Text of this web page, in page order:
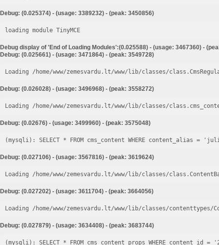
Debug: (0.025374) - (usage: 3389232) - (peak: 3450856)
loading module TinyMCE
Debug display of 'End of Loading Modules':(0.025588) - (usage: 3467360) -
Debug: (0.025661) - (usage: 3471864) - (peak: 3549728)
Loading /home/www/zemesvardu.lt/www/lib/classes/
Debug: (0.026028) - (usage: 3496968) - (peak: 3558272)
Loading /home/www/zemesvardu.lt/www/lib/classes/
Debug: (0.02676) - (usage: 3499960) - (peak: 3575048)
Debug: (0.027106) - (usage: 3567816) - (peak: 3619624)
Loading /home/www/zemesvardu.lt/www/lib/classes/
Debug: (0.027202) - (usage: 3611704) - (peak: 3664056)
Loading /home/www/zemesvardu.lt/www/lib/classes/
Debug: (0.027879) - (usage: 3634408) - (peak: 3683744)